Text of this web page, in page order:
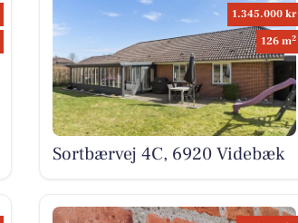
1.345.000 kr
126 m2
Sortbærvej 4C, 6920 Videbæk